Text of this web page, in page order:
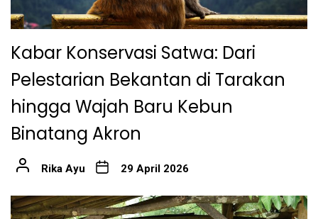
Kabar Konservasi Satwa: Dari
Pelestarian Bekantan di Tarakan
hingga Wajah Baru Kebun
Binatang Akron
Rika Ayu 29 April 2026